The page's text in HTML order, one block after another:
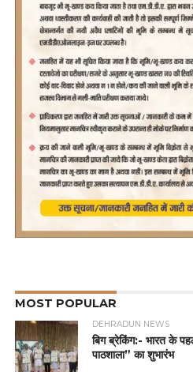
MOST POPULAR
DEHRADUN NEWS
बिग ब्रेकिंग:- भारत के
पाठशाला” का शुभारंभ